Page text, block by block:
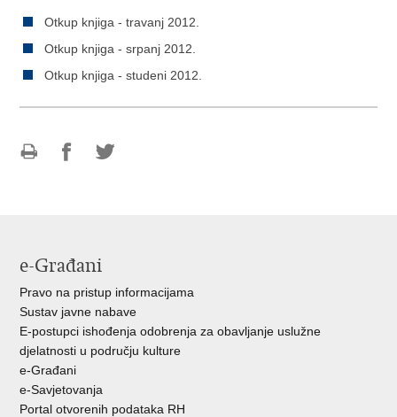
Otkup knjiga - travanj 2012.
Otkup knjiga - srpanj 2012.
Otkup knjiga - studeni 2012.
e-Građani
Pravo na pristup informacijama
Sustav javne nabave
E-postupci ishođenja odobrenja za obavljanje uslužne
djelatnosti u području kulture
e-Građani
e-Savjetovanja
Portal otvorenih podataka RH